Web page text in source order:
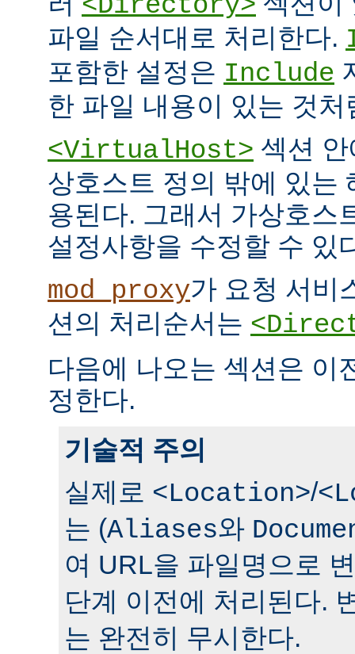
파일 순서대로 처리한다.
포함한 설정은 Include
한 파일 내용이 있는 것처
<VirtualHost> 섹션
상호스트 정의 밖에 있는
용된다. 그래서 가상호스
설정사항을 수정할 수 있
mod_proxy가 요청 서비
션의 처리순서는
다음에 나오는 섹션은 이
정한다.
기술적 주의
실제로 <Location>/
는 (Aliases와
여 URL을 파일명으로
단계 이전에 처리된다.
는 완전히 무시한다.